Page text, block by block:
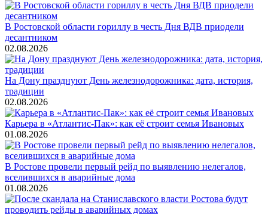
В Ростовской области гориллу в честь Дня ВДВ приодели
десантником
02.08.2026
На Дону празднуют День железнодорожника: дата, история,
традиции
02.08.2026
Карьера в «Атлантис-Пак»: как её строит семья Ивановых
01.08.2026
В Ростове провели первый рейд по выявлению нелегалов,
вселившихся в аварийные дома
01.08.2026